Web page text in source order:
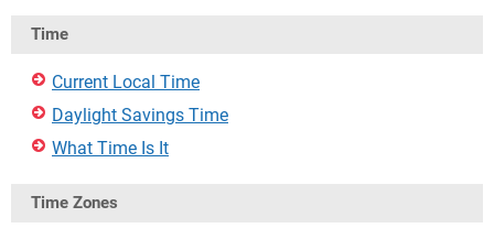
Time
Current Local Time
Daylight Savings Time
What Time Is It
Time Zones